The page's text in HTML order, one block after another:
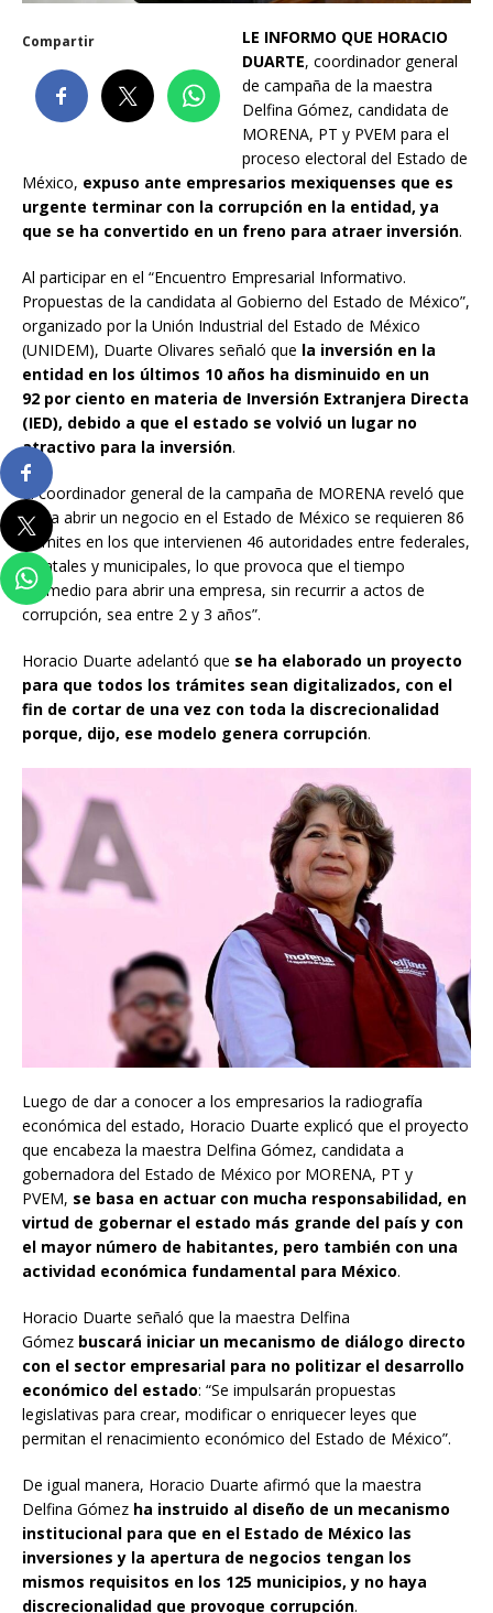
Compartir LE INFORMO QUE HORACIO
DUARTE, coordinador general
de campaña de la maestra
Delfina Gómez, candidata de
MORENA, PT y PVEM para el
proceso electoral del Estado de
México, expuso ante empresarios mexiquenses que es
urgente terminar con la corrupción en la entidad, ya
que se ha convertido en un freno para atraer inversión.
Al participar en el “Encuentro Empresarial Informativo.
Propuestas de la candidata al Gobierno del Estado de México”,
organizado por la Unión Industrial del Estado de México
(UNIDEM), Duarte Olivares señaló que la inversión en la
entidad en los últimos 10 años ha disminuido en un
92 por ciento en materia de Inversión Extranjera Directa
(IED), debido a que el estado se volvió un lugar no
atractivo para la inversión.
El coordinador general de la campaña de MORENA reveló que
“para abrir un negocio en el Estado de México se requieren 86
trámites en los que intervienen 46 autoridades entre federales,
estatales y municipales, lo que provoca que el tiempo
promedio para abrir una empresa, sin recurrir a actos de
corrupción, sea entre 2 y 3 años”.
Horacio Duarte adelantó que se ha elaborado un proyecto
para que todos los trámites sean digitalizados, con el
fin de cortar de una vez con toda la discrecionalidad
porque, dijo, ese modelo genera corrupción.
Luego de dar a conocer a los empresarios la radiografía
económica del estado, Horacio Duarte explicó que el proyecto
que encabeza la maestra Delfina Gómez, candidata a
gobernadora del Estado de México por MORENA, PT y
PVEM, se basa en actuar con mucha responsabilidad, en
virtud de gobernar el estado más grande del país y con
el mayor número de habitantes, pero también con una
actividad económica fundamental para México.
Horacio Duarte señaló que la maestra Delfina
Gómez buscará iniciar un mecanismo de diálogo directo
con el sector empresarial para no politizar el desarrollo
económico del estado: “Se impulsarán propuestas
legislativas para crear, modificar o enriquecer leyes que
permitan el renacimiento económico del Estado de México”.
De igual manera, Horacio Duarte afirmó que la maestra
Delfina Gómez ha instruido al diseño de un mecanismo
institucional para que en el Estado de México las
inversiones y la apertura de negocios tengan los
mismos requisitos en los 125 municipios, y no haya
discrecionalidad que provoque corrupción.